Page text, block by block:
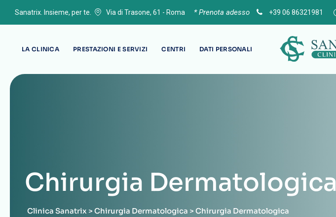
Sanatrix. Insieme, per te. Via di Trasone, 61 - Roma * Prenota adesso +39 06 86321981
LA CLINICA PRESTAZIONI E SERVIZI CENTRI DATI PERSONALI
Chirurgia Dermatologica
Clinica Sanatrix > Chirurgia Dermatologica > Chirurgia Dermatologica